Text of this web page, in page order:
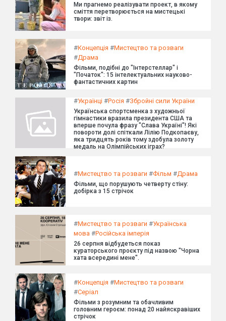
Ми прагнемо реалізувати проект, в якому
сміття перетворюється на мистецькі
твори: звіт із.
#Концепція #Мистецтво та розваги
#Драма
Фільми, подібні до "Інтерстеллар" і
"Початок": 15 інтелектуальних науково-
фантастичних картин
#Українці #Росія #Збройні сили України
Українська спортсменка з художньої
гімнастики вразила президента США та
вперше почула фразу "Слава Україні"! Які
повороти долі спіткали Лілію Подкопаєву,
яка тридцять років тому здобула золоту
медаль на Олімпійських іграх?
#Мистецтво та розваги #Фільм #Драма
Фільми, що порушують четверту стіну:
добірка з 15 стрічок
#Мистецтво та розваги #Українська
мова #Російська імперія
26 серпня відбудеться показ
кураторського проєкту під назвою "Чорна
хата всередині мене".
#Концепція #Мистецтво та розваги
#Серіал
Фільми з розумним та обачливим
головним героєм: понад 20 найяскравіших
стрічок